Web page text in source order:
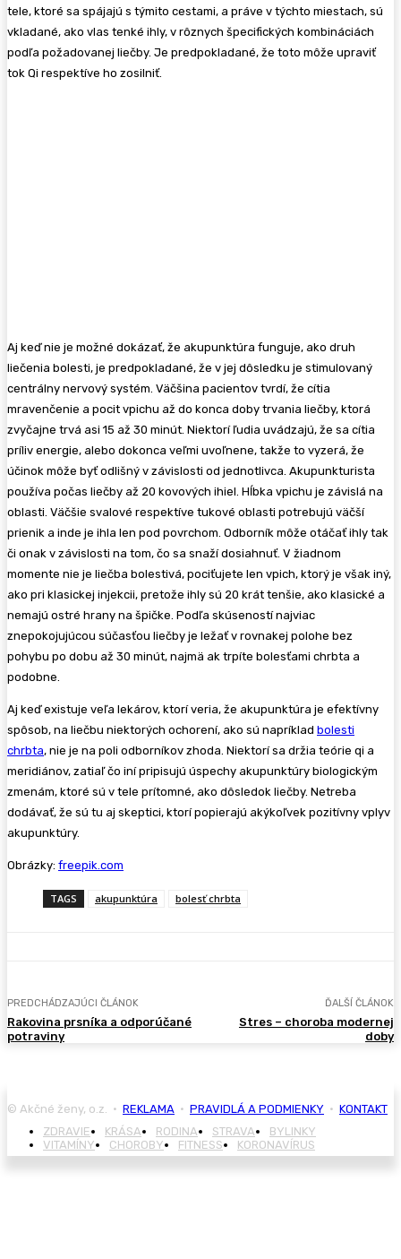
tele, ktoré sa spájajú s týmito cestami, a práve v týchto miestach, sú
vkladané, ako vlas tenké ihly, v rôznych špecifických kombináciách
podľa požadovanej liečby. Je predpokladané, že toto môže upraviť
tok Qi respektíve ho zosilniť.
Aj keď nie je možné dokázať, že akupunktúra funguje, ako druh
liečenia bolesti, je predpokladané, že v jej dôsledku je stimulovaný
centrálny nervový systém. Väčšina pacientov tvrdí, že cítia
mravenčenie a pocit vpichu až do konca doby trvania liečby, ktorá
zvyčajne trvá asi 15 až 30 minút. Niektorí ľudia uvádzajú, že sa cítia
príliv energie, alebo dokonca veľmi uvoľnene, takže to vyzerá, že
účinok môže byť odlišný v závislosti od jednotlivca. Akupunkturista
používa počas liečby až 20 kovových ihiel. Hĺbka vpichu je závislá na
oblasti. Väčšie svalové respektíve tukové oblasti potrebujú väčší
prienik a inde je ihla len pod povrchom. Odborník môže otáčať ihly tak
či onak v závislosti na tom, čo sa snaží dosiahnuť. V žiadnom
momente nie je liečba bolestivá, pociťujete len vpich, ktorý je však iný,
ako pri klasickej injekcii, pretože ihly sú 20 krát tenšie, ako klasické a
nemajú ostré hrany na špičke. Podľa skúseností najviac
znepokojujúcou súčasťou liečby je ležať v rovnakej polohe bez
pohybu po dobu až 30 minút, najmä ak trpíte bolesťami chrbta a
podobne.
Aj keď existuje veľa lekárov, ktorí veria, že akupunktúra je efektívny
spôsob, na liečbu niektorých ochorení, ako sú napríklad bolesti
chrbta, nie je na poli odborníkov zhoda. Niektorí sa držia teórie qi a
meridiánov, zatiaľ čo iní pripisujú úspechy akupunktúry biologickým
zmenám, ktoré sú v tele prítomné, ako dôsledok liečby. Netreba
dodávať, že sú tu aj skeptici, ktorí popierajú akýkoľvek pozitívny vplyv
akupunktúry.
Obrázky: freepik.com
TAGS akupunktúra bolesť chrbta
PREDCHÁDZAJÚCI ČLÁNOK
Rakovina prsníka a odporúčané
potraviny
ĎALŠÍ ČLÁNOK
Stres – choroba modernej
doby
© Akčné ženy, o.z. • REKLAMA • PRAVIDLÁ A PODMIENKY • KONTAKT
ZDRAVIE
KRÁSA RODINA STRAVA
BYLINKY
VITAMÍNY
CHOROBY FITNESS KORONAVÍRUS